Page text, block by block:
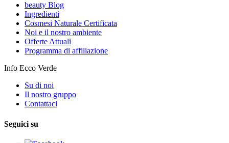
beauty Blog
Ingredienti
Cosmesi Naturale Certificata
Noi e il nostro ambiente
Offerte Attuali
Programma di affiliazione
Info Ecco Verde
Su di noi
Il nostro gruppo
Contattaci
Seguici su